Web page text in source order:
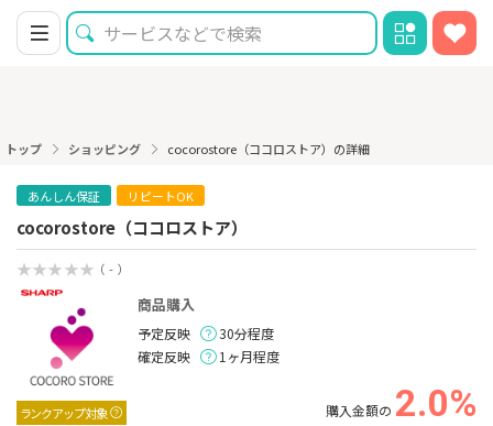
トップ ショッピング cocorostore（ココロストア）の詳細
あんしん保証 リピートOK
cocorostore（ココロストア）
（ - ）
ランクアップ対象
商品購入
予定反映
30分程度
確定反映
1ヶ月程度
購入金額の 2.0%